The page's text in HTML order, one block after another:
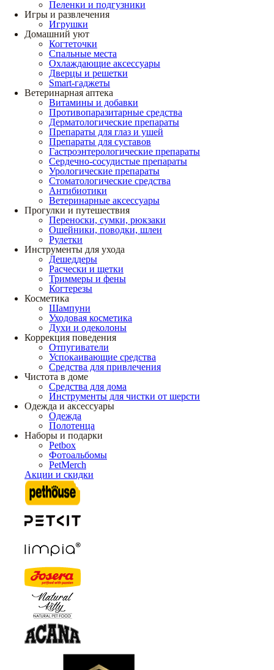
Пеленки и подгузники
Игры и развлечения
Игрушки
Домашний уют
Когтеточки
Спальные места
Охлаждающие аксессуары
Дверцы и решетки
Smart-гаджеты
Ветеринарная аптека
Витамины и добавки
Противопаразитарные средства
Дерматологические препараты
Препараты для глаз и ушей
Препараты для суставов
Гастроэнтерологические препараты
Сердечно-сосудистые препараты
Урологические препараты
Стоматологические средства
Антибиотики
Ветеринарные аксессуары
Прогулки и путешествия
Переноски, сумки, рюкзаки
Ошейники, поводки, шлеи
Рулетки
Инструменты для ухода
Дешеддеры
Расчески и щетки
Триммеры и фены
Когтерезы
Косметика
Шампуни
Уходовая косметика
Духи и одеколоны
Коррекция поведения
Отпугиватели
Успокаивающие средства
Средства для привлечения
Чистота в доме
Средства для дома
Инструменты для чистки от шерсти
Одежда и аксессуары
Одежда
Полотенца
Наборы и подарки
Petbox
Фотоальбомы
PetMerch
Акции и скидки